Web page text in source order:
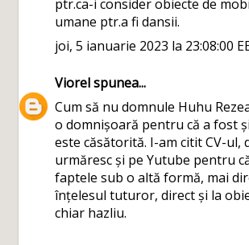
ptr.ca-i consider obiecte de
umane ptr.a fi dansii.
joi, 5 ianuarie 2023 la 23:08:00
Viorelspunea...
Cum să nu domnule Huhu
o domnișoară pentru că a fost
este căsătorită. I-am citit CV-ul,
urmăresc și pe Yutube pentru
faptele sub o altă formă, mai
înțelesul tuturor, direct și la
chiar hazliu.